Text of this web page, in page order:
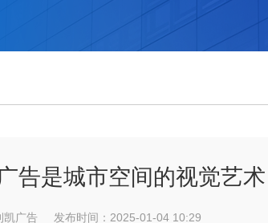
告是城市空间的视觉艺术
凯广告 发布时间：2025-01-04 10:29